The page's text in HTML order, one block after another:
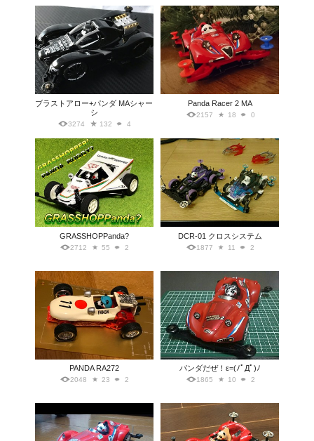
ブラストアロー+パンダ MAシャー
シ
3274 132 4
Panda Racer 2 MA
2157 18 0
GRASSHOPPanda?
2712 55 2
DCR-01 クロスシステム
1877 11 2
PANDA RA272
2048 23 2
パンダだぜ！ε=(ﾉﾟДﾟ)ﾉ
1865 10 2